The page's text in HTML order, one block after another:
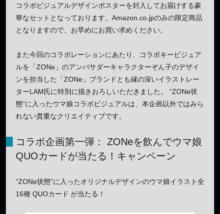
コラボビジュアルデザインポスターを封入してお届けする豪
華なセットとなっております。Amazon.co.jpのみの限定商品
となりますので、お早めにお買い求めください。
また今回のコラボレーションにあたり、コラボキービジュア
ルを「ZONe」のアンバサダーキャラクターぞん子のデザイ
ンを担当した「ZONe」ブランドとも縁の深いイラストレー
ターLAM氏に特別に描きおろしいただきました。 “ZONe状
態”に入ったウマ娘コラボビジュアルは、本企画以外ではみら
れない貴重なクリエイティブです。
コラボ企画第一弾： ZONeを飲んでウマ娘
QUOカードが当たる！キャンペーン
“ZONe状態”に入ったオリジナルデザインのウマ娘イラスト全
16種 QUOカード が当たる！